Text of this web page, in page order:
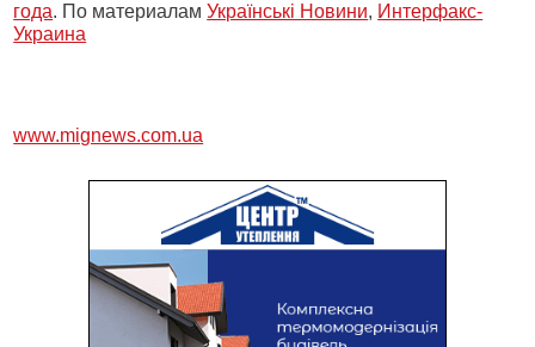
года. По материаламУкраїнські Новини, Интерфакс-
Украина
www.mignews.com.ua